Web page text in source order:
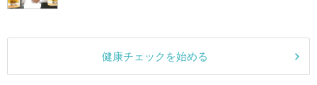
健康チェックを始める